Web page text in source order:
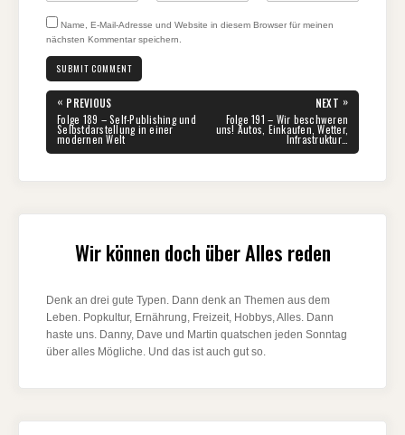
Name, E-Mail-Adresse und Website in diesem Browser für meinen
nächsten Kommentar speichern.
Beitragsnavigation
« PREVIOUS
PREVIOUS
POST:
Folge 189 – Self-Publishing und
Selbstdarstellung in einer
modernen Welt
NEXT »
NEXT
POST:
Folge 191 – Wir beschweren
uns! Autos, Einkaufen, Wetter,
Infrastruktur…
Wir können doch über Alles reden
Denk an drei gute Typen. Dann denk an Themen aus dem
Leben. Popkultur, Ernährung, Freizeit, Hobbys, Alles. Dann
haste uns. Danny, Dave und Martin quatschen jeden Sonntag
über alles Mögliche. Und das ist auch gut so.